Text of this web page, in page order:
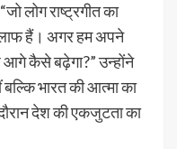
लोग राष्ट्रगीत का
हैं। अगर हम अपने
आगे कैसे बढ़ेगा?” उन्होंने
भारत की आत्मा का
देश की एकजुटता का